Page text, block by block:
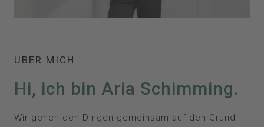
ÜBER MICH
Hi, ich bin Aria Schimming.
Wir gehen den Dingen gemeinsam auf den Grund